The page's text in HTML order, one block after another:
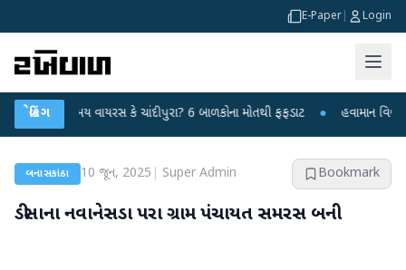
E-Paper Login
બ્રેકિંગ
રહસ્યમય વાયરસ કે ચાંદીપુરા? 6 બાળકોના મોતથી ફફડાટ ● હવામાન વિભાગે 18
બનાસકાંઠા 10 જૂન, 2025 Super Admin Bookmark
ડીસાના નવાનેસડા પરા ગ્રામ પંચાયત સમરસ બની